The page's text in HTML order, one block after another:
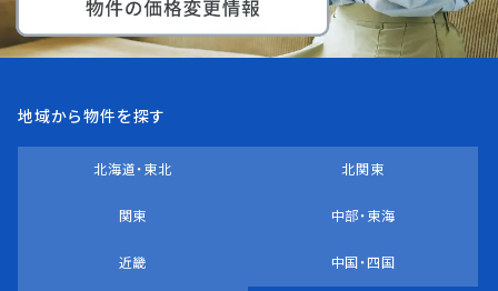
地域から物件を探す
北海道・東北 北関東
関東 中部・東海
近畿 中国・四国